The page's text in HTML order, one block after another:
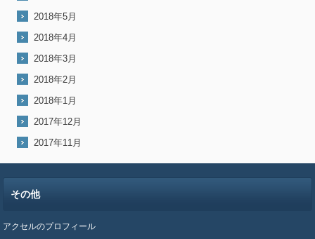
2018年5月
2018年4月
2018年3月
2018年2月
2018年1月
2017年12月
2017年11月
その他
アクセルのプロフィール